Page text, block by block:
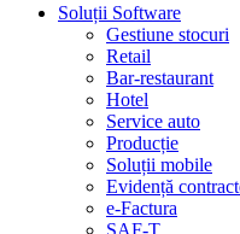
Close
Soluții Software
Gestiune stocuri
Retail
Bar-restaurant
Hotel
Service auto
Producție
Soluții mobile
Evidență
e-Factura